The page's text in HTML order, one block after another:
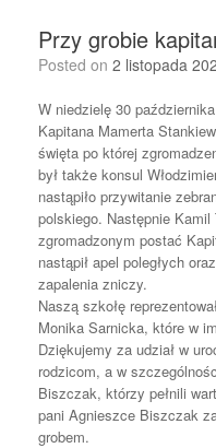
Przy grobie
Posted on 2 listopada
W niedzielę 30
Kapitana Mamerta
święta po której
był także konsul
nastąpiło przywitanie
polskiego. Następnie Kamil
zgromadzonym postać
nastąpił apel poległych
zapalenia zniczy.
Naszą szkołę
Monika Sarnicka, które w
Dziękujemy za udział w
rodzicom, a w
Biszczak, którzy pełnili
pani Agnieszce Biszczak
grobem.